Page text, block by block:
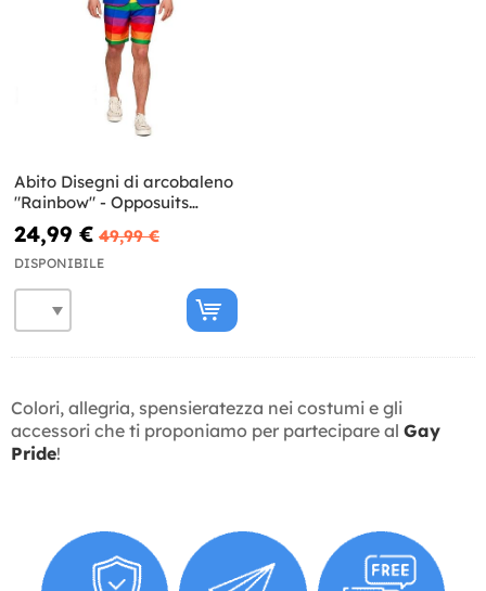
Abito Disegni di arcobaleno
"Rainbow" - Opposuits
(Collezione Estiva)
24,99 € 49,99 €
DISPONIBILE
Colori, allegria, spensieratezza nei costumi e gli
accessori che ti proponiamo per partecipare al Gay
Pride!